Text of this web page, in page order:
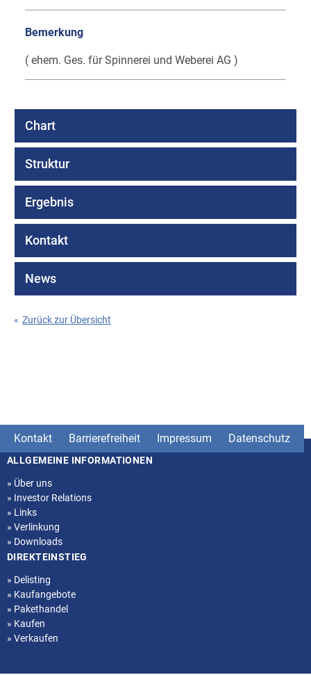
Bemerkung
( ehem. Ges. für Spinnerei und Weberei AG )
Chart
Struktur
Ergebnis
Kontakt
News
« Zurück zur Übersicht
Kontakt Barrierefreiheit Impressum Datenschutz
Seitenstruktur
ALLGEMEINE INFORMATIONEN
» Über uns
» Investor Relations
» Links
» Verlinkung
» Downloads
DIREKTEINSTIEG
» Delisting
» Kaufangebote
» Pakethandel
» Kaufen
» Verkaufen